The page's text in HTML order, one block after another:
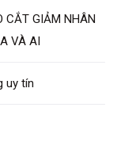
CẮT GIẢM NHÂN
VÀ AI
uy tín